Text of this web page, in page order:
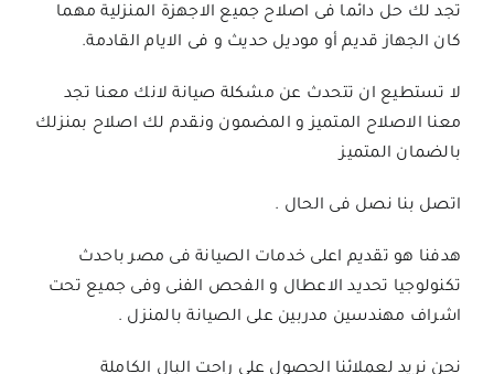
تجد لك حل دائما فى اصلاح جميع الاجهزة المنزلية مهما
كان الجهاز قديم أو موديل حديث و فى الايام القادمة.
لا تستطيع ان تتحدث عن مشكلة صيانة لانك معنا تجد
معنا الاصلاح المتميز و المضمون ونقدم لك اصلاح بمنزلك
بالضمان المتميز
اتصل بنا نصل فى الحال .
هدفنا هو تقديم اعلى خدمات الصيانة فى مصر باحدث
تكنولوجيا تحديد الاعطال و الفحص الفنى وفى جميع تحت
اشراف مهندسين مدربين على الصيانة بالمنزل .
نحن نريد لعملائنا الحصول على راحت البال الكاملة